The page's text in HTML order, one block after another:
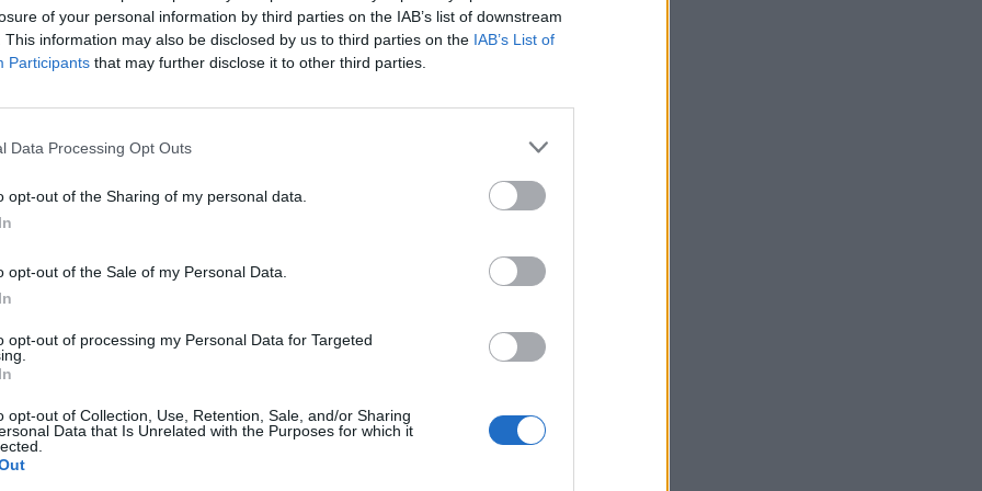
of your personal information by third parties on the IAB’s list of downstream
This information may also be disclosed by us to third parties on the IAB’s List of
Participants that may further disclose it to other third parties.
Data Processing Opt Outs
opt-out of the Sharing of my personal data.
opt-out of the Sale of my Personal Data.
opt-out of processing my Personal Data for Targeted
opt-out of Collection, Use, Retention, Sale, and/or Sharing
Data that Is Unrelated with the Purposes for which it
és energetikai minisztere pénteken Budapesten.
2026Az energiaszektor csúcsvezetői egy helyen: stratégiai válaszok
beruházásokról, szabályozásról és az energetikai jövőjéről.Információ és
is alapvetően érinti. A gázellátás biztonsága nemzetbiztonsági...
portfolio.hu hírarchívumához tartozik, melynek olvasása előfizetéses
tartalmazza:
cikkarchívum
elmúlt 2 év napon belüli
Előfizetés